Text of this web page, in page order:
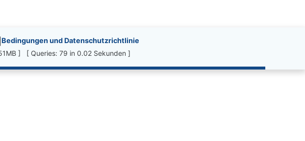
Bedingungen und Datenschutzrichtlinie
] [ Queries: 79 in 0.02 Sekunden ]